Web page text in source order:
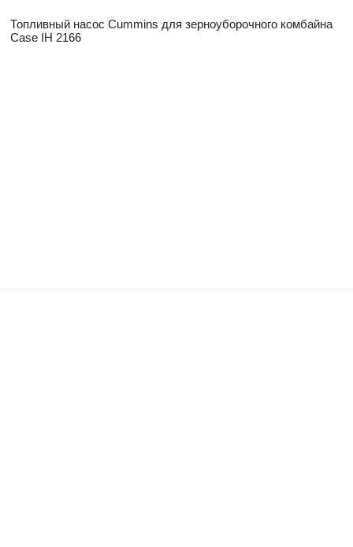
Топливный насос Cummins для зерноуборочного комбайна
Case IH 2166